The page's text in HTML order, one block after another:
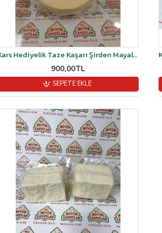
Kars Hediyelik Taze Kaşarı Şirden Mayalı vakumlu 2 Kğ
900,00TL
SEPETE EKLE